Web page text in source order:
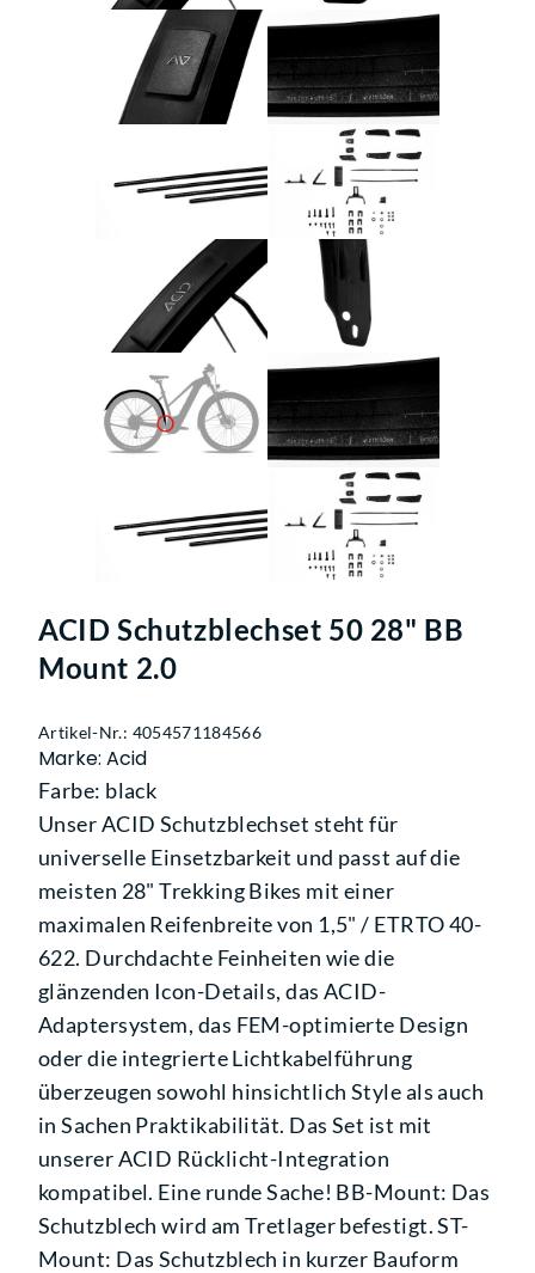
ACID Schutzblechset 50 28" BB
Mount 2.0
Artikel-Nr.: 4054571184566
Marke: Acid
Farbe: black
Unser ACID Schutzblechset steht für
universelle Einsetzbarkeit und passt auf die
meisten 28" Trekking Bikes mit einer
maximalen Reifenbreite von 1,5" / ETRTO 40-
622. Durchdachte Feinheiten wie die
glänzenden Icon-Details, das ACID-
Adaptersystem, das FEM-optimierte Design
oder die integrierte Lichtkabelführung
überzeugen sowohl hinsichtlich Style als auch
in Sachen Praktikabilität. Das Set ist mit
unserer ACID Rücklicht-Integration
kompatibel. Eine runde Sache! BB-Mount: Das
Schutzblech wird am Tretlager befestigt. ST-
Mount: Das Schutzblech in kurzer Bauform